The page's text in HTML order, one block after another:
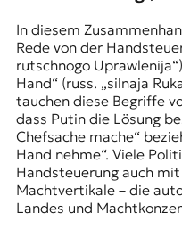
In diesem
Rede von der
rutschnogo
Hand“ (russ. „silnaja
tauchen diese Begriffe
dass Putin die Lösung
Chefsache mache“
Hand nehme“. Viele
Handsteuerung auch
Machtvertikale – die
Landes und